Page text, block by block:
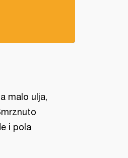
malo ulja,
i pola